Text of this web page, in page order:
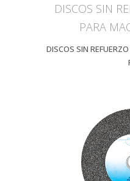
DISCOS SIN
PARA
DISCOS SIN